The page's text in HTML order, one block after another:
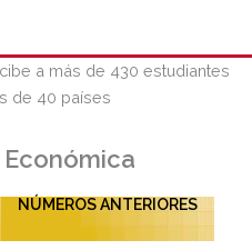
NÚMEROS ANTERIORES